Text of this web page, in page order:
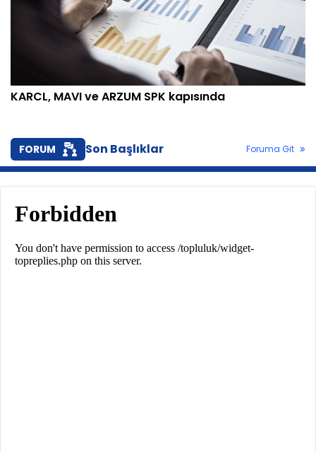
KARCL, MAVI ve ARZUM SPK kapısında
FORUM Son Başlıklar Foruma Git